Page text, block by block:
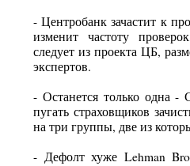
- Центробанк зачастит к
изменит частоту
следует из проекта ЦБ,
экспертов.
- Останется только одна -
пугать страховщиков
на три группы, две из
- Дефолт хуже Lehman